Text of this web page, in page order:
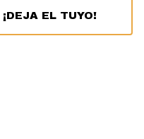
¡DEJA EL TUYO!